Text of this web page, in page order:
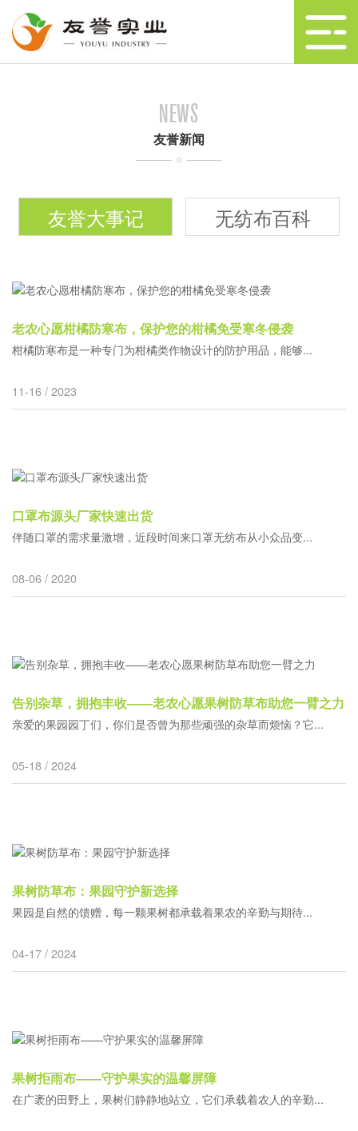
NEWS
友誉新闻
友誉大事记 无纺布百科
老农心愿柑橘防寒布，保护您的柑橘免受寒冬侵袭
柑橘防寒布是一种专门为柑橘类作物设计的防护用品，能够...
11-16 / 2023
口罩布源头厂家快速出货
伴随口罩的需求量激增，近段时间来口罩无纺布从小众品变...
08-06 / 2020
告别杂草，拥抱丰收——老农心愿果树防草布助您一臂之力
亲爱的果园园丁们，你们是否曾为那些顽强的杂草而烦恼？它...
05-18 / 2024
果树防草布：果园守护新选择
果园是自然的馈赠，每一颗果树都承载着果农的辛勤与期待...
04-17 / 2024
果树拒雨布——守护果实的温馨屏障
在广袤的田野上，果树们静静地站立，它们承载着农人的辛勤...